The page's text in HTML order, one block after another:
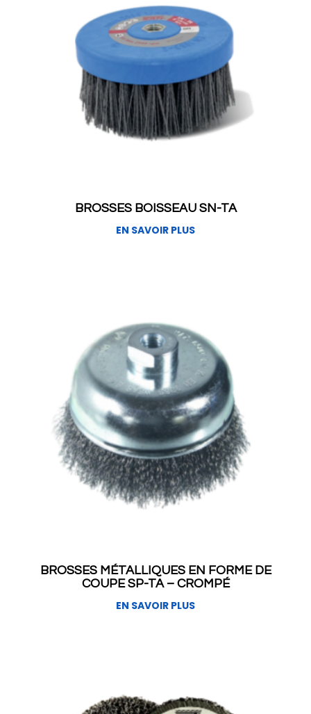
BROSSES BOISSEAU SN-TA
EN SAVOIR PLUS
BROSSES MÉTALLIQUES EN FORME DE
COUPE SP-TA – CROMPÉ
EN SAVOIR PLUS